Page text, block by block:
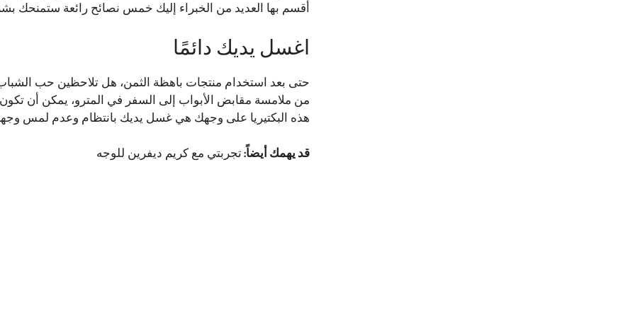
أقسم بها العديد من الخبراء إليك خمس نصائح رائعة ستمنحك
اغسل يديك دائمًا
حتى بعد استخدام منتجات باهظة الثمن، هل تلاحظين حب
من ملامسة مقابض الأبواب إلى السفر في المترو، يمكن أن
هذه البكتيريا على وجهك هي غسل يديك بانتظام وعدم لمس
قد يهمك أيضاً:تجربتي مع كريم ديفرين للوجه